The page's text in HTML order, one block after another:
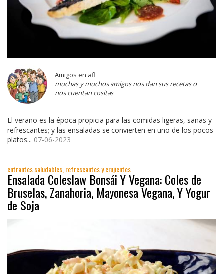
Amigos en afl
muchas y muchos amigos nos dan sus recetas o
nos cuentan cositas
El verano es la época propicia para las comidas ligeras, sanas y
refrescantes; y las ensaladas se convierten en uno de los pocos
platos... 07-06-2023
entrantes saludables, refrescantes y crujientes
Ensalada Coleslaw Bonsái Y Vegana: Coles de
Bruselas, Zanahoria, Mayonesa Vegana, Y Yogur
de Soja